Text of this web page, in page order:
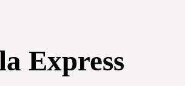
Express